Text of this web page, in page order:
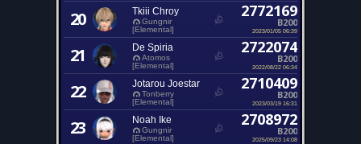
20 Tkiii Chroy
Gungnir
[Elemental]
2772169
B200
2023/01/05 06:39
21 De Spiria
Atomos
[Elemental]
2722074
B200
2022/08/22 06:34
22 Jotarou Joestar
Tonberry
[Elemental]
2710409
B200
2023/03/19 16:31
23 Noah Ike
Gungnir
[Elemental]
2708972
B200
2025/09/23 14:08